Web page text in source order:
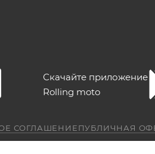
Скачайте приложение
Rolling moto
СОГЛАШЕНИЕПУБЛИЧНАЯ